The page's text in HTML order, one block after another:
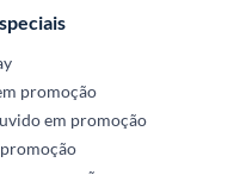
promoção
em promoção